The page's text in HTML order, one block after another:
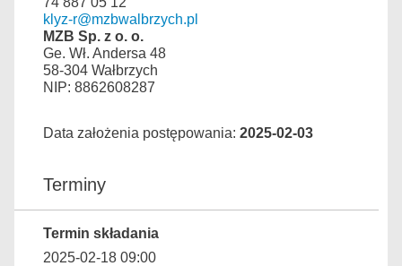
klyz-r@mzbwalbrzych.pl
MZB Sp. z o. o.
Ge. Wł. Andersa 48
58-304 Wałbrzych
NIP: 8862608287
Data założenia postępowania: 2025-02-03
Terminy
Termin składania
2025-02-18 09:00